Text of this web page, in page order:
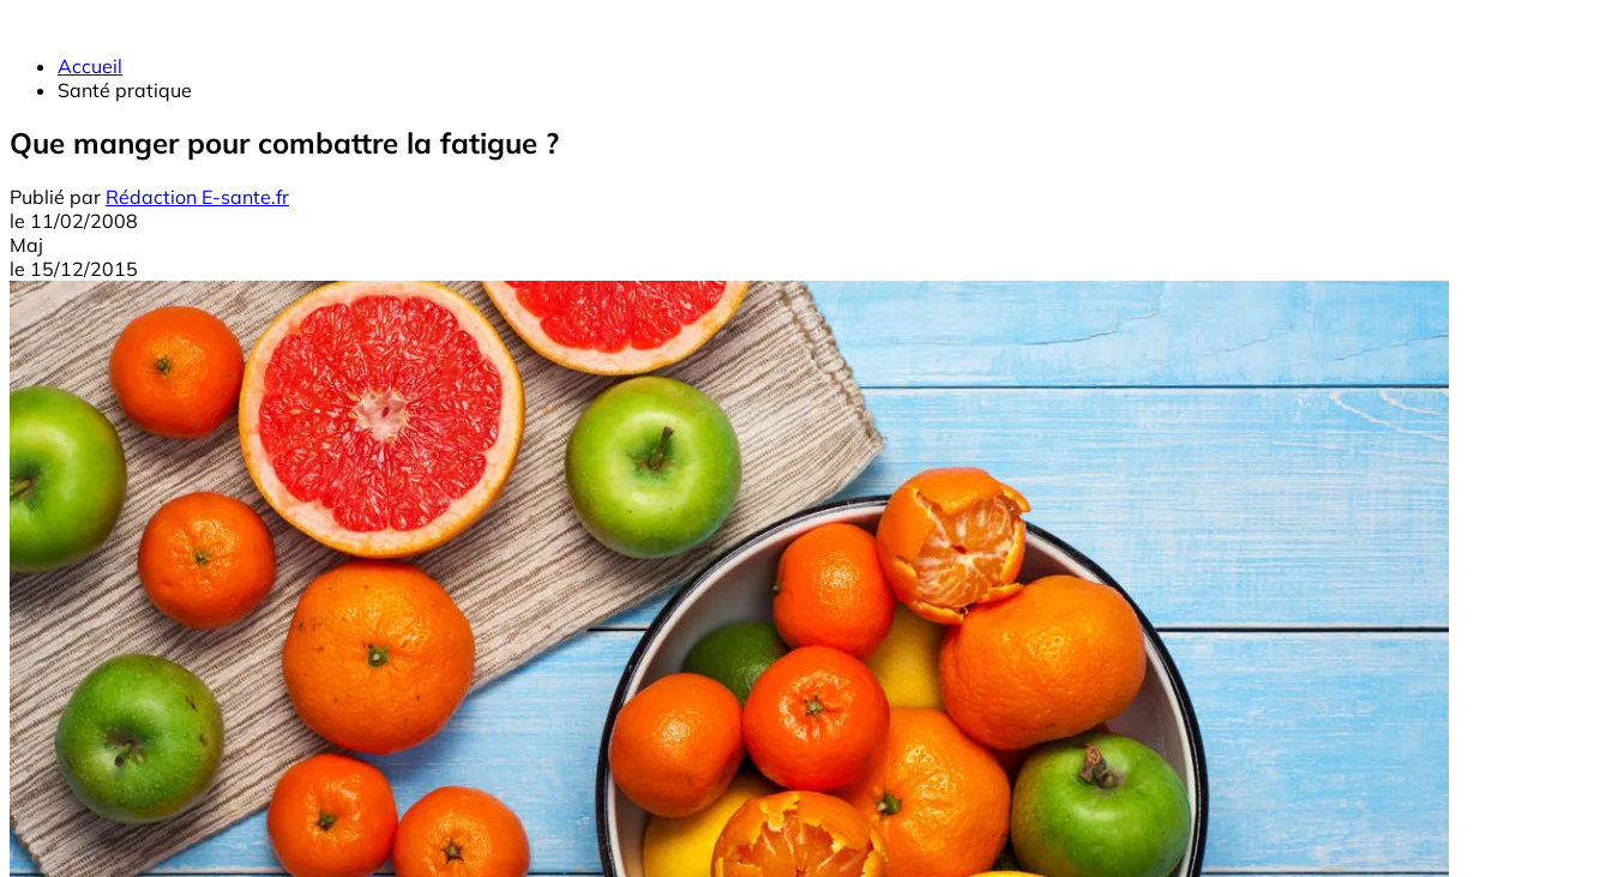
Accueil
Santé pratique
Que manger pour combattre la fatigue ?
Publié par Rédaction E-sante.fr
le 11/02/2008
Maj
le 15/12/2015